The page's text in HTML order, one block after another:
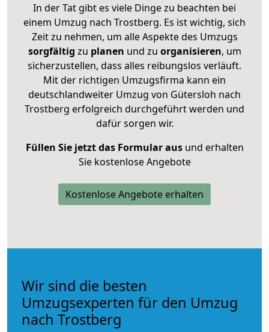
In der Tat gibt es viele Dinge zu beachten bei
einem Umzug nach Trostberg. Es ist wichtig, sich
Zeit zu nehmen, um alle Aspekte des Umzugs
sorgfältig zu planen und zu organisieren, um
sicherzustellen, dass alles reibungslos verläuft.
Mit der richtigen Umzugsfirma kann ein
deutschlandweiter Umzug von Gütersloh nach
Trostberg erfolgreich durchgeführt werden und
dafür sorgen wir.
Füllen Sie jetzt das Formular ausund erhalten
Sie kostenlose Angebote
Kostenlose Angebote erhalten
Wir sind die besten
Umzugsexperten für den Umzug
nach Trostberg